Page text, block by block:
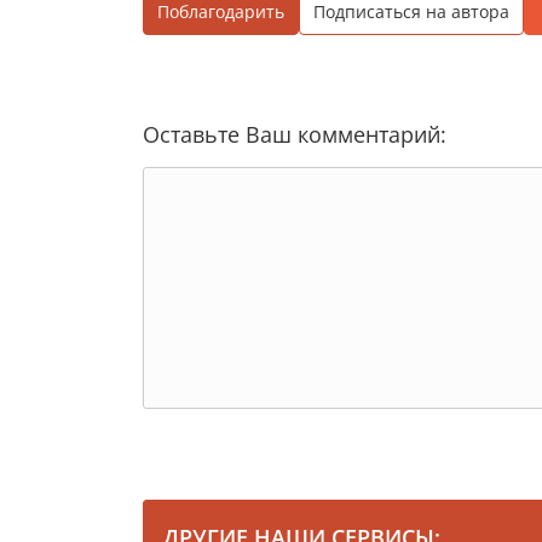
Поблагодарить Подписаться на автора
Оставьте Ваш комментарий: